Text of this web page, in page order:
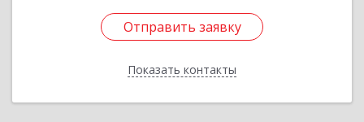
Отправить заявку
Показать контакты
Отправить заявку
Назад